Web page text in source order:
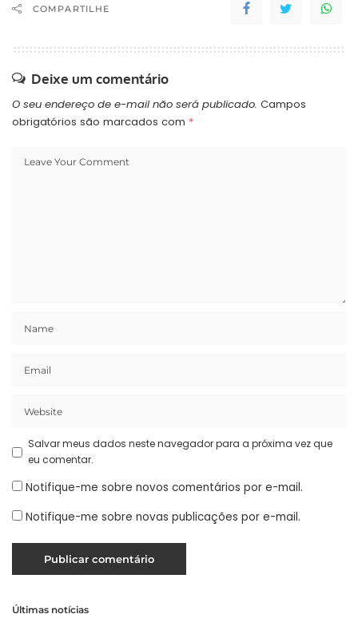
COMPARTILHE
Deixe um comentário
O seu endereço de e-mail não será publicado. Campos
obrigatórios são marcados com *
Salvar meus dados neste navegador para a próxima vez que
eu comentar.
Notifique-me sobre novos comentários por e-mail.
Notifique-me sobre novas publicações por e-mail.
Últimas notícias